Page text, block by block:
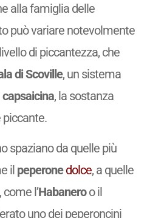
alla famiglia delle
può variare notevolmente
di piccantezza, che
di Scoville, un sistema
capsaicina, la sostanza
piccante.
spaziano da quelle più
il peperonedolce, a quelle
l’Habaneroo il
uno dei peperoncini